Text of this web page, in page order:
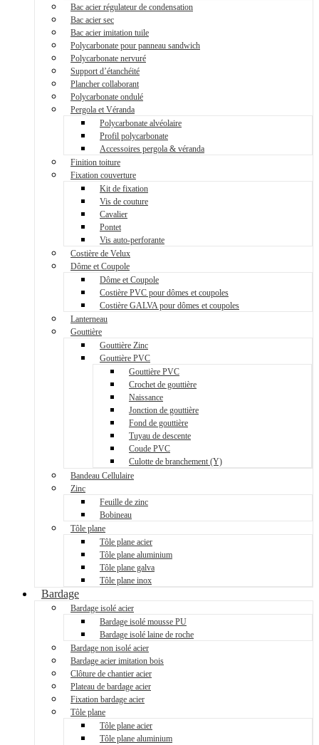
Bac acier régulateur de condensation
Bac acier sec
Bac acier imitation tuile
Polycarbonate pour panneau sandwich
Polycarbonate nervuré
Support d’étanchéité
Plancher collaborant
Polycarbonate ondulé
Pergola et Véranda
Polycarbonate alvéolaire
Profil polycarbonate
Accessoires pergola & véranda
Finition toiture
Fixation couverture
Kit de fixation
Vis de couture
Cavalier
Pontet
Vis auto-perforante
Costière de Velux
Dôme et Coupole
Dôme et Coupole
Costière PVC pour dômes et coupoles
Costière GALVA pour dômes et coupoles
Lanterneau
Gouttière
Gouttière Zinc
Gouttière PVC
Gouttière PVC
Crochet de gouttière
Naissance
Jonction de gouttière
Fond de gouttière
Tuyau de descente
Coude PVC
Culotte de branchement (Y)
Bandeau Cellulaire
Zinc
Feuille de zinc
Bobineau
Tôle plane
Tôle plane acier
Tôle plane aluminium
Tôle plane galva
Tôle plane inox
Bardage
Bardage isolé acier
Bardage isolé mousse PU
Bardage isolé laine de roche
Bardage non isolé acier
Bardage acier imitation bois
Clôture de chantier acier
Plateau de bardage acier
Fixation bardage acier
Tôle plane
Tôle plane acier
Tôle plane aluminium